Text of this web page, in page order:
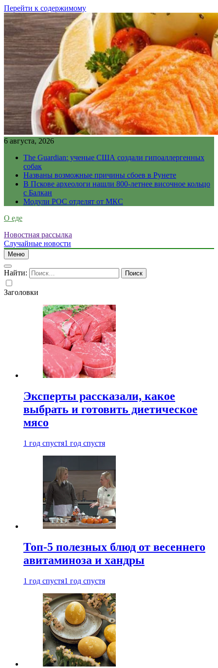
Перейти к содержимому
6 августа, 2026
The Guardian: ученые США создали гипоаллергенных
собак
Названы возможные причины сбоев в Рунете
В Пскове археологи нашли 800-летнее височное кольцо
с Балкан
Модули РОС отделят от МКС
О еде
Новостная рассылка
Случайные новости
Меню
Найти:
Заголовки
Эксперты рассказали, какое
выбрать и готовить диетическое
мясо
1 год спустя1 год спустя
Топ-5 полезных блюд от весеннего
авитаминоза и хандры
1 год спустя1 год спустя